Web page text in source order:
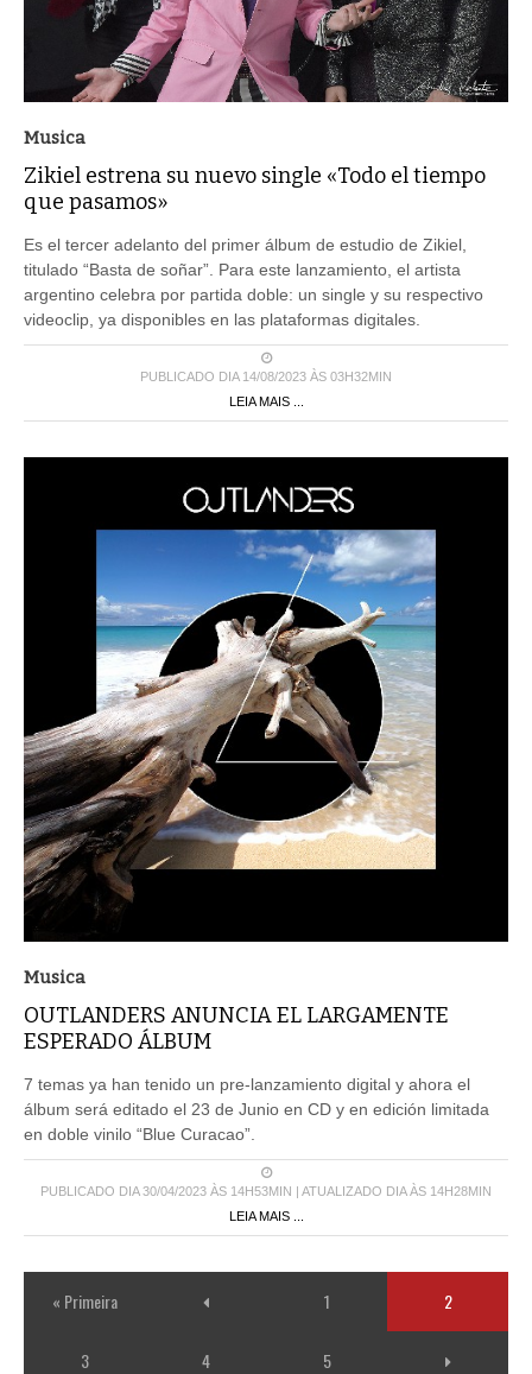
Musica
Zikiel estrena su nuevo single «Todo el tiempo
que pasamos»
Es el tercer adelanto del primer álbum de estudio de Zikiel,
titulado “Basta de soñar”. Para este lanzamiento, el artista
argentino celebra por partida doble: un single y su respectivo
videoclip, ya disponibles en las plataformas digitales.
PUBLICADO DIA 14/08/2023 ÀS 03H32MIN
LEIA MAIS ...
Musica
OUTLANDERS ANUNCIA EL LARGAMENTE
ESPERADO ÁLBUM
7 temas ya han tenido un pre-lanzamiento digital y ahora el
álbum será editado el 23 de Junio en CD y en edición limitada
en doble vinilo “Blue Curacao”.
PUBLICADO DIA 30/04/2023 ÀS 14H53MIN | ATUALIZADO DIA ÀS 14H28MIN
LEIA MAIS ...
« Primeira 1 2
3 4 5